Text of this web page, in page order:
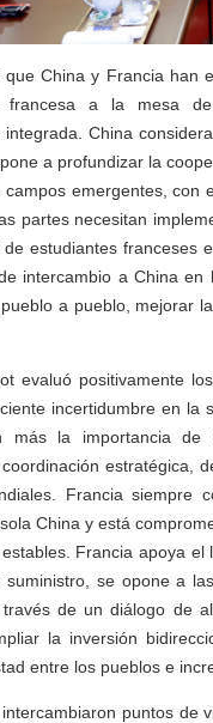
que China y Francia han
a la mesa de
integrada. China
a profundizar la
campos emergentes, con
partes necesitan
estudiantes franceses
intercambio a China en
a pueblo, mejorar
evaluó positivamente
incertidumbre en la
más la importancia
estratégica,
Francia siempre
China y está
Francia apoya
suministro, se opone a
de un diálogo de
la inversión
entre los pueblos e
puntos de